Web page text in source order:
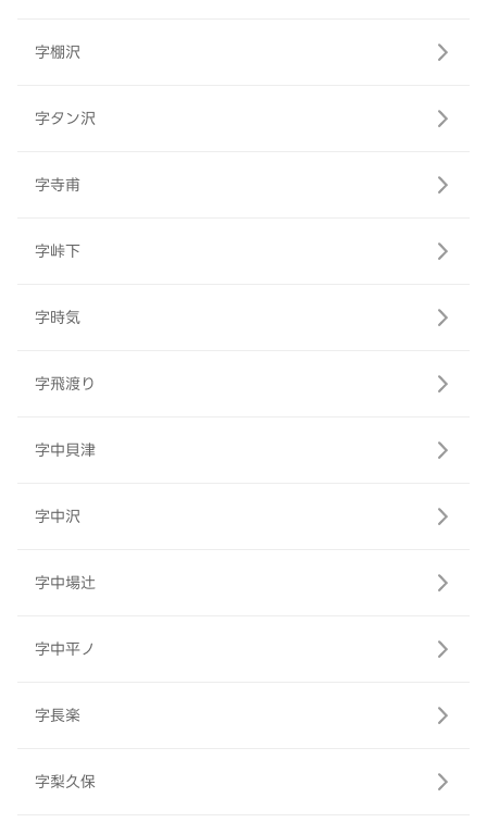
字棚沢
字タン沢
字寺甫
字峠下
字時気
字飛渡り
字中貝津
字中沢
字中場辻
字中平ノ
字長楽
字梨久保